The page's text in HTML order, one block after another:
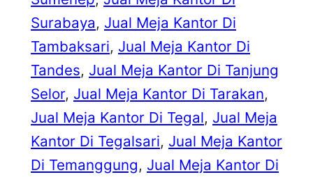
Surabaya, Jual Meja Kantor Di
Tambaksari, Jual Meja Kantor Di
Tandes, Jual Meja Kantor Di Tanjung
Selor, Jual Meja Kantor Di Tarakan
Jual Meja Kantor Di Tegal, Jual Meja
Kantor Di Tegalsari, Jual Meja Kantor
Di Temanggung, Jual Meja Kantor Di